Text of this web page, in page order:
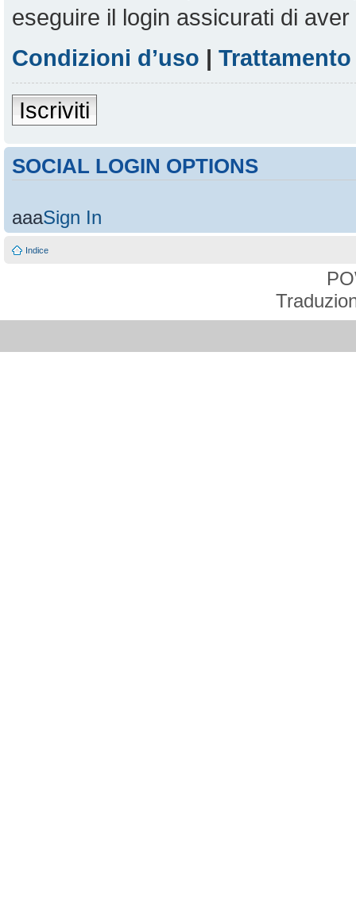
eseguire il login assicurati di
Condizioni d’uso |
Iscriviti
SOCIAL LOGIN OPTIONS
aaaSign In
Indice